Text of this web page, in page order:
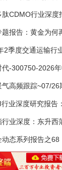
气高频跟踪~07/26